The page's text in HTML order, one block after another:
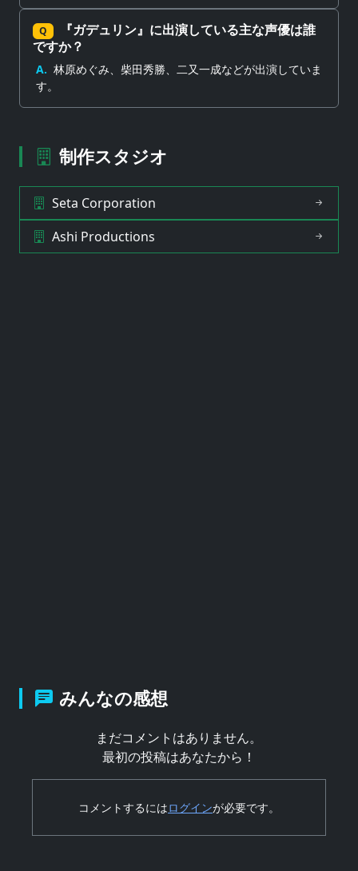
Q
『ガデュリン』に出演している主な声優は誰
ですか？
A. 林原めぐみ、柴田秀勝、二又一成などが出演していま
す。
制作スタジオ
Seta Corporation
Ashi Productions
みんなの感想
まだコメントはありません。
最初の投稿はあなたから！
コメントするにはログインが必要です。